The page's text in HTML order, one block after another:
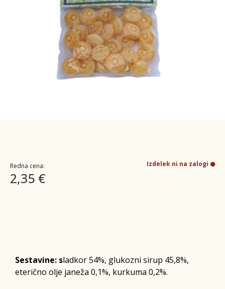
Redna cena:
2,35 €
Izdelek ni na zalogi
Sestavine: sladkor 54%, glukozni sirup 45,8%,
eterično olje janeža 0,1%, kurkuma 0,2%.